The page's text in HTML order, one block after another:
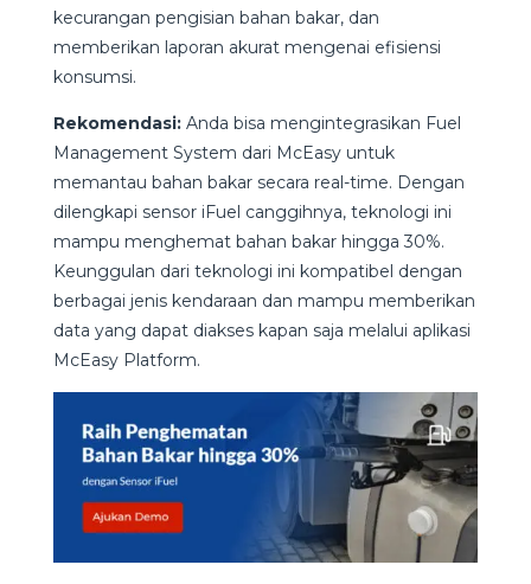
kecurangan pengisian bahan bakar, dan
memberikan laporan akurat mengenai efisiensi
konsumsi.
Rekomendasi: Anda bisa mengintegrasikan Fuel
Management System dari McEasy untuk
memantau bahan bakar secara real-time. Dengan
dilengkapi sensor iFuel canggihnya, teknologi ini
mampu menghemat bahan bakar hingga 30%.
Keunggulan dari teknologi ini kompatibel dengan
berbagai jenis kendaraan dan mampu memberikan
data yang dapat diakses kapan saja melalui aplikasi
McEasy Platform.